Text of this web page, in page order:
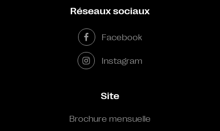
Réseaux sociaux
Facebook
Instagram
Site
Brochure mensuelle